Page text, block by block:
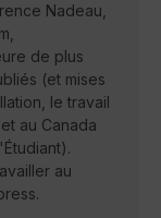
Nadeau,
de plus
(et mises
le travail
au Canada
au